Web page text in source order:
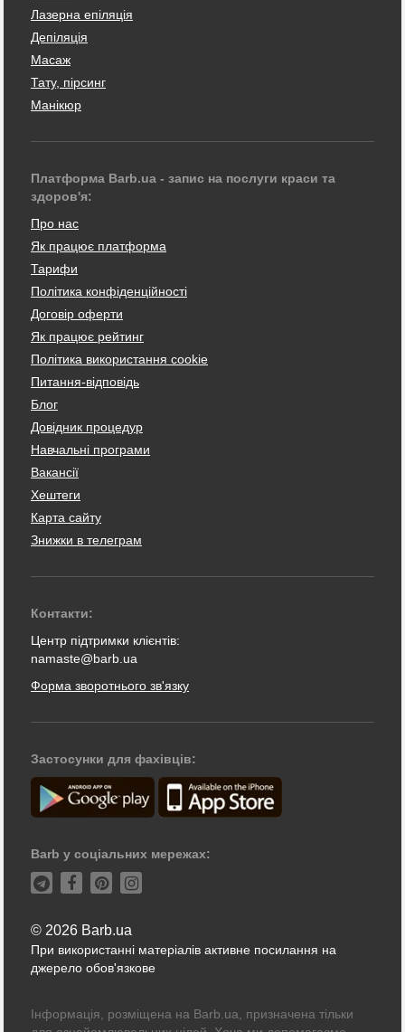
Лазерна епіляція
Депіляція
Масаж
Тату, пірсинг
Манікюр
Платформа Barb.ua - запис на послуги краси та
здоров'я:
Про нас
Як працює платформа
Тарифи
Політика конфіденційності
Договір оферти
Як працює рейтинг
Політика використання cookie
Питання-відповідь
Блог
Довідник процедур
Навчальні програми
Вакансії
Хештеги
Карта сайту
Знижки в телеграм
Контакти:
Центр підтримки клієнтів:
namaste@barb.ua
Форма зворотнього зв'язку
Застосунки для фахівців:
Barb у соціальних мережах:
© 2026 Barb.ua
При використанні матеріалів активне посилання на
джерело обов'язкове
Інформація, розміщена на Barb.ua, призначена тільки